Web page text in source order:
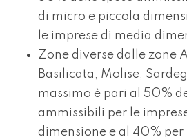
di micro e piccola
le imprese di media
Zone diverse dalle zone
Basilicata, Molise,
massimo è pari al 50%
ammissibili per le
dimensione e al 40% per